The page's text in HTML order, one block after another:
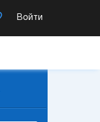
Войти